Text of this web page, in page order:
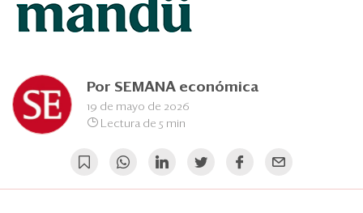
Por SEMANA económica
19 de mayo de 2026
Lectura de 5 min